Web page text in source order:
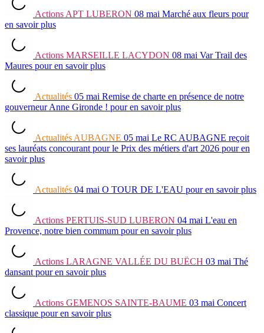
Actions APT LUBERON 08 mai Marché aux fleurs pour
en savoir plus
Actions MARSEILLE LACYDON 08 mai Var Trail des
Maures pour en savoir plus
Actualités 05 mai Remise de charte en présence de notre
gouverneur Anne Gironde ! pour en savoir plus
Actualités AUBAGNE 05 mai Le RC AUBAGNE reçoit
ses lauréats concourant pour le Prix des métiers d'art 2026 pour en
savoir plus
Actualités 04 mai O TOUR DE L'EAU pour en savoir plus
Actions PERTUIS-SUD LUBERON 04 mai L'eau en
Provence, notre bien commum pour en savoir plus
Actions LARAGNE VALLÉE DU BUËCH 03 mai Thé
dansant pour en savoir plus
Actions GEMENOS SAINTE-BAUME 03 mai Concert
classique pour en savoir plus